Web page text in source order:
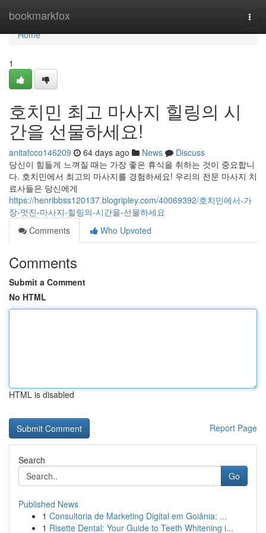
bookmarkfox
Home
Home
1
호치민 최고 마사지 힐링의 시
간을 선물하세요!
anitafcco146209 64 days ago News
Discuss
당신이 힘들게 느껴질 때는 가장 좋은 휴식을 취하는 것이 중요합니
다. 호치민에서 최고의 마사지를 경험하세요! 우리의 전문 마사지 치
료사들은 당신에게
https://henribbss120137.blogripley.com/40069392/호치민에서-가
장-멋진-마사지-힐링의-시간을-선물하세요
Comments
Who Upvoted
Comments
Submit a Comment
No HTML
HTML is disabled
Report Page
Search
Go
Published News
1 Consultoria de Marketing Digital em Goiânia: ...
1 Risette Dental: Your Guide to Teeth Whitening i...